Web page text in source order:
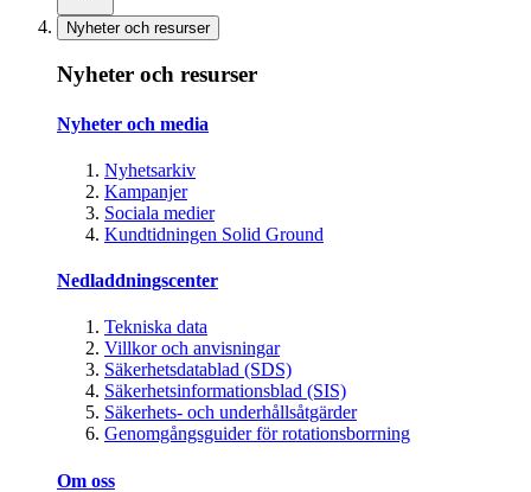
Nyheter och resurser
Nyheter och resurser
Nyheter och media
Nyhetsarkiv
Kampanjer
Sociala medier
Kundtidningen Solid Ground
Nedladdningscenter
Tekniska data
Villkor och anvisningar
Säkerhetsdatablad (SDS)
Säkerhetsinformationsblad (SIS)
Säkerhets- och underhållsåtgärder
Genomgångsguider för rotationsborrning
Om oss